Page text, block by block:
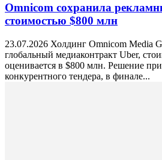
Omnicom сохранила
стоимостью $800 млн
23.07.2026 Холдинг Omnicom Media
глобальный медиаконтракт Uber,
оценивается в $800 млн. Решение
конкурентного тендера, в финале...